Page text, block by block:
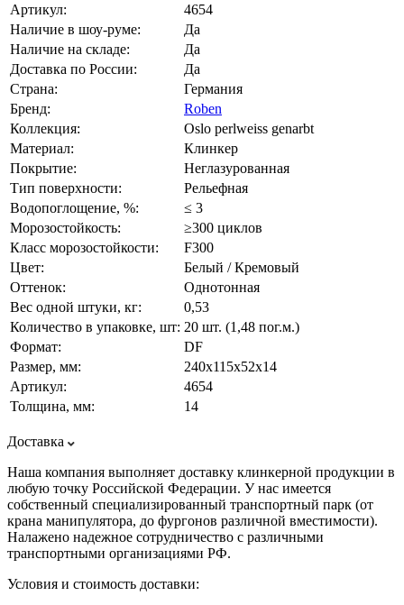
Артикул:
4654
Наличие в шоу-руме:
Да
Наличие на складе:
Да
Доставка по России:
Да
Страна:
Германия
Бренд:
Roben
Коллекция:
Oslo perlweiss genarbt
Материал:
Клинкер
Покрытие:
Неглазурованная
Тип поверхности:
Рельефная
Водопоглощение, %:
≤ 3
Морозостойкость:
≥300 циклов
Класс морозостойкости:
F300
Цвет:
Белый / Кремовый
Оттенок:
Однотонная
Вес одной штуки, кг:
0,53
Количество в упаковке, шт: 20 шт. (1,48 пог.м.)
Формат:
DF
Размер, мм:
240х115х52х14
Артикул:
4654
Толщина, мм:
14
Доставка
Наша компания выполняет доставку клинкерной продукции в
любую точку Российской Федерации. У нас имеется
собственный специализированный транспортный парк (от
крана манипулятора, до фургонов различной вместимости).
Налажено надежное сотрудничество с различными
транспортными организациями РФ.
Условия и стоимость доставки: